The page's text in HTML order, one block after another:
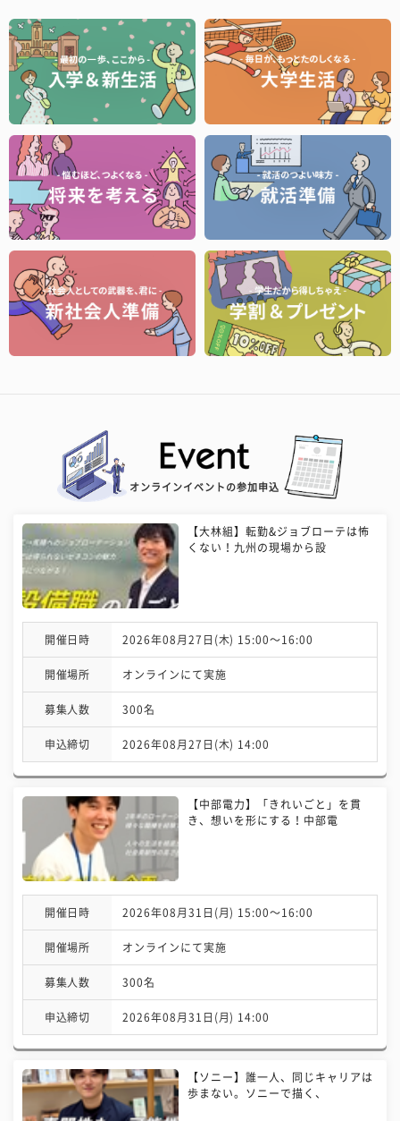
オンラインイベントの参加申込
【大林組】転勤&ジョブローテは怖
くない！九州の現場から設
開催日時 2026年08月27日(木) 15:00〜16:00
開催場所 オンラインにて実施
募集人数 300名
申込締切 2026年08月27日(木) 14:00
【中部電力】「きれいごと」を貫
き、想いを形にする！中部電
開催日時 2026年08月31日(月) 15:00〜16:00
開催場所 オンラインにて実施
募集人数 300名
申込締切 2026年08月31日(月) 14:00
【ソニー】誰一人、同じキャリアは
歩まない。ソニーで描く、